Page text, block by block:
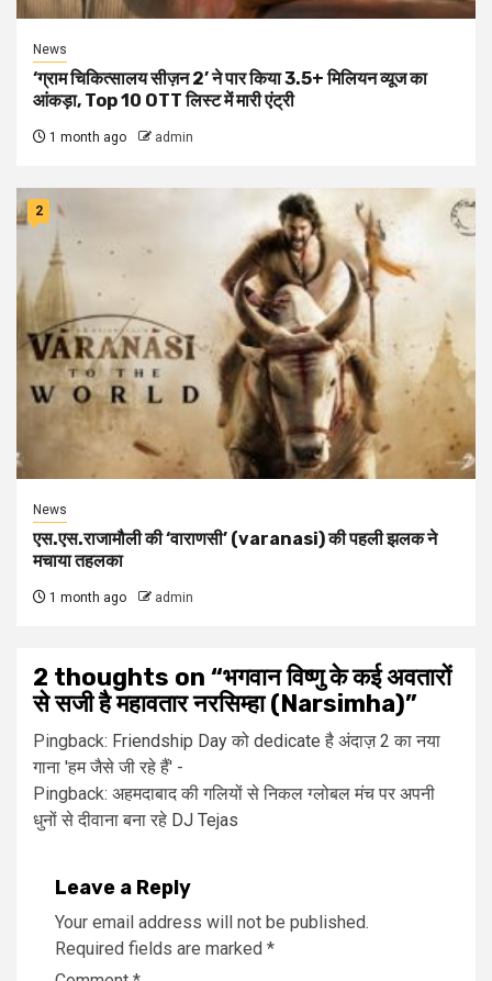
News
‘ग्राम चिकित्सालय सीज़न 2’ ने पार किया 3.5+ मिलियन व्यूज का
आंकड़ा, Top 10 OTT लिस्ट में मारी एंट्री
1 month ago admin
2
News
एस.एस.राजामौली की ‘वाराणसी’ (varanasi) की पहली झलक ने
मचाया तहलका
1 month ago admin
2 thoughts on “भगवान विष्णु के कई अवतारों
से सजी है महावतार नरसिम्हा (Narsimha)”
Pingback: Friendship Day को dedicate है अंदाज़ 2 का नया
गाना 'हम जैसे जी रहे हैं' -
Pingback: अहमदाबाद की गलियों से निकल ग्लोबल मंच पर अपनी
धुनों से दीवाना बना रहे DJ Tejas
Leave a Reply
Your email address will not be published.
Required fields are marked *